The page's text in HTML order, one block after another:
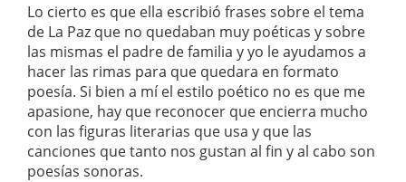
Lo cierto es que ella escribió frases sobre el tema
de La Paz que no quedaban muy poéticas y sobre
las mismas el padre de familia y yo le ayudamos a
hacer las rimas para que quedara en formato
poesía. Si bien a mí el estilo poético no es que me
apasione, hay que reconocer que encierra mucho
con las figuras literarias que usa y que las
canciones que tanto nos gustan al fin y al cabo son
poesías sonoras.